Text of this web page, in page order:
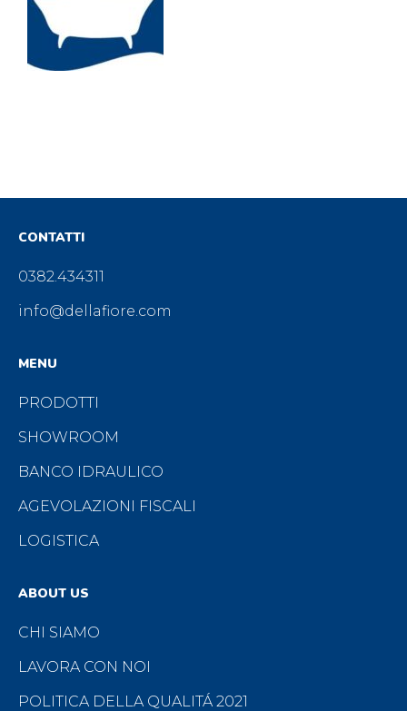
CONTATTI
0382.434311
info@dellafiore.com
MENU
PRODOTTI
SHOWROOM
BANCO IDRAULICO
AGEVOLAZIONI FISCALI
LOGISTICA
ABOUT US
CHI SIAMO
LAVORA CON NOI
POLITICA DELLA QUALITÁ 2021